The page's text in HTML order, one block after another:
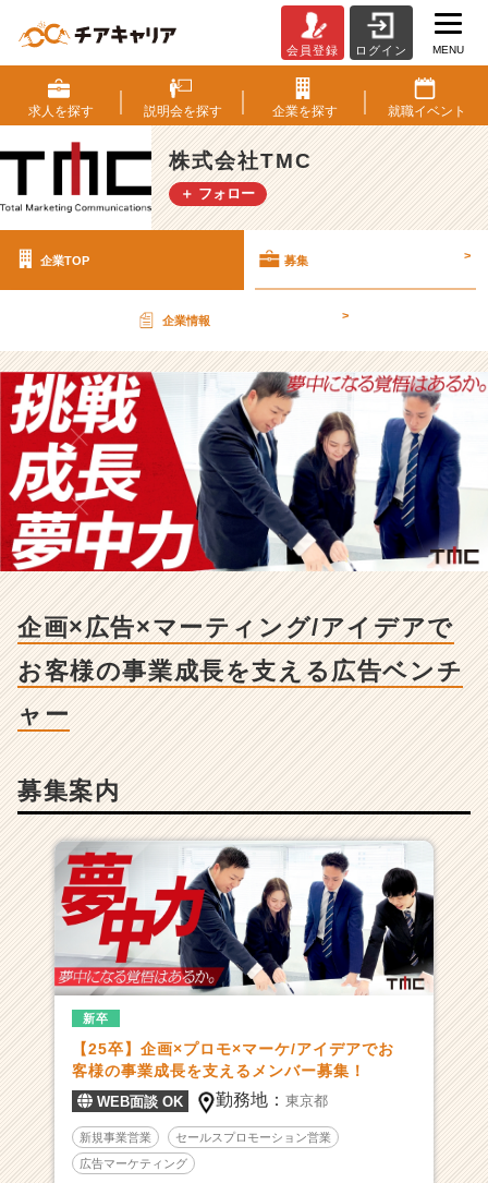
式
会
社
T
M
C
求
人
企
告
×
マ
テ
ィ
ア
イ
デ
の
事
業
成
長
を
支
え
る
告
ベ
ン
チ
ャ
ー
会員登録 ログイン MENU
求人を探す 説明会を探す 企業を探す 就職イベント
株式会社TMC
＋ フォロー
企業TOP 募集 >
企業情報 >
企画×広告×マーティング/アイデアで
お客様の事業成長を支える広告ベンチ
ャー
募集案内
新卒
【25卒】企画×プロモ×マーケ/アイデアでお
客様の事業成長を支えるメンバー募集！
WEB面談 OK 勤務地：東京都
新規事業営業 セールスプロモーション営業
広告マーケティング